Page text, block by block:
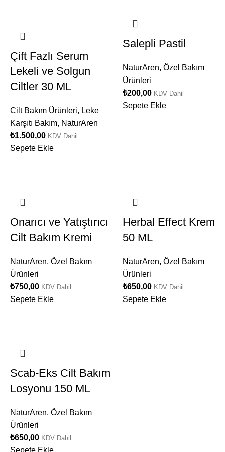
Çift Fazlı Serum
Lekeli ve Solgun
Ciltler 30 ML
Cilt Bakım Ürünleri, Leke
Karşıtı Bakım, NaturAren
₺1.500,00 KDV Dahil
Sepete Ekle
Salepli Pastil
NaturAren, Özel Bakım
Ürünleri
₺200,00 KDV Dahil
Sepete Ekle
Onarıcı ve Yatıştırıcı
Cilt Bakım Kremi
NaturAren, Özel Bakım
Ürünleri
₺750,00 KDV Dahil
Sepete Ekle
Herbal Effect Krem
50 ML
NaturAren, Özel Bakım
Ürünleri
₺650,00 KDV Dahil
Sepete Ekle
Scab-Eks Cilt Bakım
Losyonu 150 ML
NaturAren, Özel Bakım
Ürünleri
₺650,00 KDV Dahil
Sepete Ekle